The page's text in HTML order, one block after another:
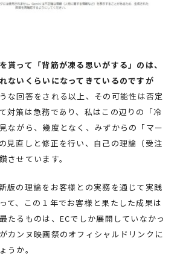
貰って「背筋が凍る思いがする」のは、
ないくらいになってきているのですが
な回答をされる以上、その可能性は否定
対策は急務であり、私はこの辺りの「冷
ながら、幾度となく、みずからの「マー
見直しと修正を行い、自己の理論（受注
させています。
版の理論をお客様との実務を通じて実践
て、この１年でお客様と果たした成果は
たるものは、ECでしか展開していなかっ
カンヌ映画祭のオフィシャルドリンクに
うか。